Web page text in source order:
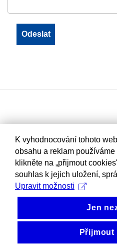
K vyhodnocování tohoto
obsahu a reklam
klikněte na „přijmout
souhlas k jejich uložení,
Upravit možnosti
Jen